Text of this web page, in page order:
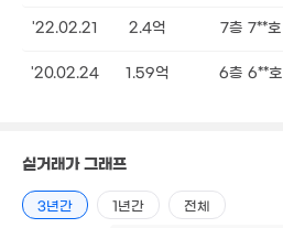
'22.02.21 2.4억 7층 7**호
'20.02.24 1.59억 6층 6**호
실거래가 그래프
3년간 1년간 전체